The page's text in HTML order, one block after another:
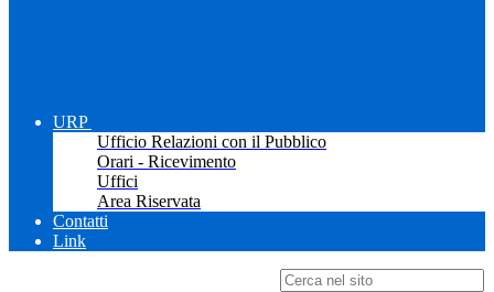
URP
Ufficio Relazioni con il Pubblico
Orari - Ricevimento
Uffici
Area Riservata
Contatti
Link